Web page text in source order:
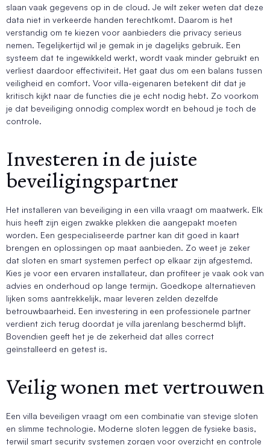
slaan vaak gegevens op in de cloud. Je wilt zeker weten dat deze
data niet in verkeerde handen terechtkomt. Daarom is het
verstandig om te kiezen voor aanbieders die privacy serieus
nemen. Tegelijkertijd wil je gemak in je dagelijks gebruik. Een
systeem dat te ingewikkeld werkt, wordt vaak minder gebruikt en
verliest daardoor effectiviteit. Het gaat dus om een balans tussen
veiligheid en comfort. Voor villa-eigenaren betekent dit dat je
kritisch kijkt naar de functies die je echt nodig hebt. Zo voorkom
je dat beveiliging onnodig complex wordt en behoud je toch de
controle.
Investeren in de juiste
beveiligingspartner
Het installeren van beveiliging in een villa vraagt om maatwerk. Elk
huis heeft zijn eigen zwakke plekken die aangepakt moeten
worden. Een gespecialiseerde partner kan dit goed in kaart
brengen en oplossingen op maat aanbieden. Zo weet je zeker
dat sloten en smart systemen perfect op elkaar zijn afgestemd.
Kies je voor een ervaren installateur, dan profiteer je vaak ook van
advies en onderhoud op lange termijn. Goedkope alternatieven
lijken soms aantrekkelijk, maar leveren zelden dezelfde
betrouwbaarheid. Een investering in een professionele partner
verdient zich terug doordat je villa jarenlang beschermd blijft.
Bovendien geeft het je de zekerheid dat alles correct
geïnstalleerd en getest is.
Veilig wonen met vertrouwen
Een villa beveiligen vraagt om een combinatie van stevige sloten
en slimme technologie. Moderne sloten leggen de fysieke basis,
terwijl smart security systemen zorgen voor overzicht en controle